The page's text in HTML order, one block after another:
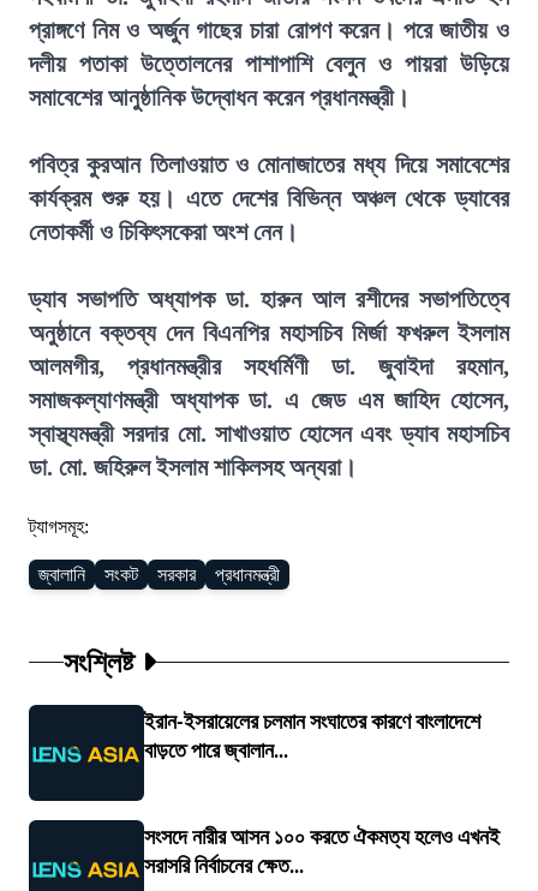
প্রাঙ্গণে নিম ও অর্জুন গাছের চারা রোপণ করেন। পরে জাতীয় ও
দলীয় পতাকা উত্তোলনের পাশাপাশি বেলুন ও পায়রা উড়িয়ে
সমাবেশের আনুষ্ঠানিক উদ্বোধন করেন প্রধানমন্ত্রী।
পবিত্র কুরআন তিলাওয়াত ও মোনাজাতের মধ্য দিয়ে সমাবেশের
কার্যক্রম শুরু হয়। এতে দেশের বিভিন্ন অঞ্চল থেকে ড্যাবের
নেতাকর্মী ও চিকিৎসকেরা অংশ নেন।
ড্যাব সভাপতি অধ্যাপক ডা. হারুন আল রশীদের সভাপতিত্বে
অনুষ্ঠানে বক্তব্য দেন বিএনপির মহাসচিব মির্জা ফখরুল ইসলাম
আলমগীর, প্রধানমন্ত্রীর সহধর্মিণী ডা. জুবাইদা রহমান,
সমাজকল্যাণমন্ত্রী অধ্যাপক ডা. এ জেড এম জাহিদ হোসেন,
স্বাস্থ্যমন্ত্রী সরদার মো. সাখাওয়াত হোসেন এবং ড্যাব মহাসচিব
ডা. মো. জহিরুল ইসলাম শাকিলসহ অন্যরা।
ট্যাগসমূহ:
জ্বালানি সংকট সরকার প্রধানমন্ত্রী
সংশ্লিষ্ট
ইরান-ইসরায়েলের চলমান সংঘাতের কারণে বাংলাদেশে
বাড়তে পারে জ্বালান...
সংসদে নারীর আসন ১০০ করতে ঐকমত্য হলেও এখনই
সরাসরি নির্বাচনের ক্ষেত...